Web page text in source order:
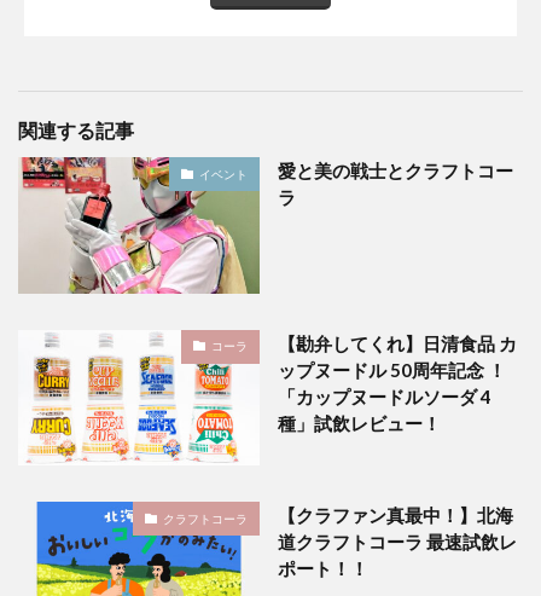
関連する記事
イベント
愛と美の戦士とクラフトコー
ラ
コーラ
【勘弁してくれ】日清食品 カ
ップヌードル 50周年記念 ！
「カップヌードルソーダ 4
種」試飲レビュー！
クラフトコーラ
【クラファン真最中！】北海
道クラフトコーラ 最速試飲レ
ポート！！